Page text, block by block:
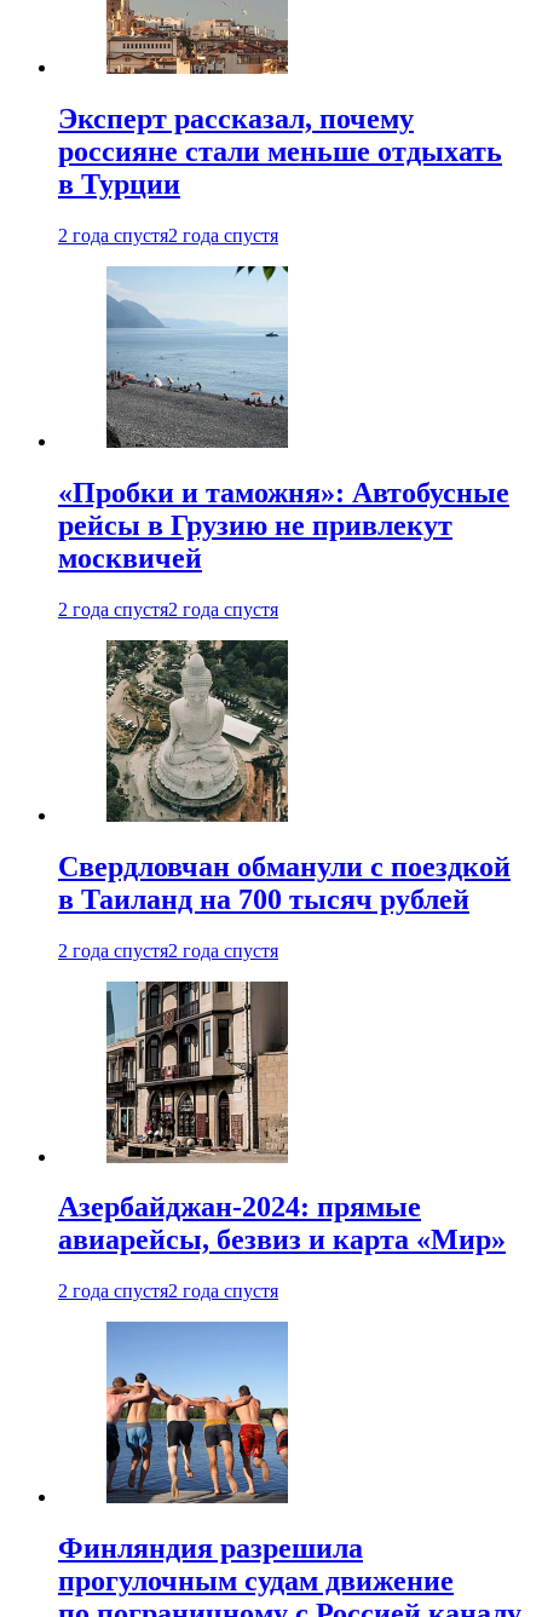
Эксперт рассказал, почему
россияне стали меньше отдыхать
в Турции
2 года спустя2 года спустя
«Пробки и таможня»: Автобусные
рейсы в Грузию не привлекут
москвичей
2 года спустя2 года спустя
Свердловчан обманули с поездкой
в Таиланд на 700 тысяч рублей
2 года спустя2 года спустя
Азербайджан-2024: прямые
авиарейсы, безвиз и карта «Мир»
2 года спустя2 года спустя
Финляндия разрешила
прогулочным судам движение